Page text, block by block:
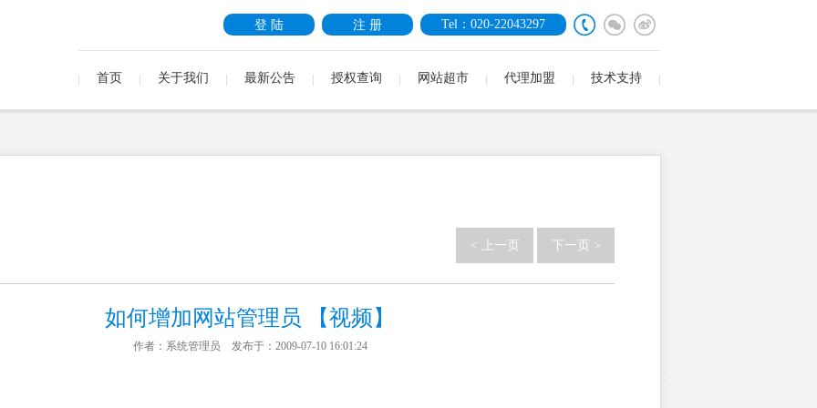
Tel：020-22043297
注 册
登 陆
首页 关于我们 最新公告 授权查询 网站超市 代理加盟 技术支持
下一页 >
< 上一页
如何增加网站管理员 【视频】
作者：系统管理员 发布于：2009-07-10 16:01:24